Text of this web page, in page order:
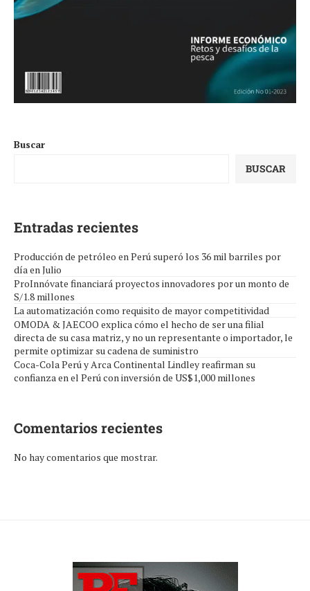
Buscar
BUSCAR
Entradas recientes
Producción de petróleo en Perú superó los 36 mil barriles por
día en Julio
ProInnóvate financiará proyectos innovadores por un monto de
S/1.8 millones
La automatización como requisito de mayor competitividad
OMODA & JAECOO explica cómo el hecho de ser una filial
directa de su casa matriz, y no un representante o importador, le
permite optimizar su cadena de suministro
Coca-Cola Perú y Arca Continental Lindley reafirman su
confianza en el Perú con inversión de US$1,000 millones
Comentarios recientes
No hay comentarios que mostrar.